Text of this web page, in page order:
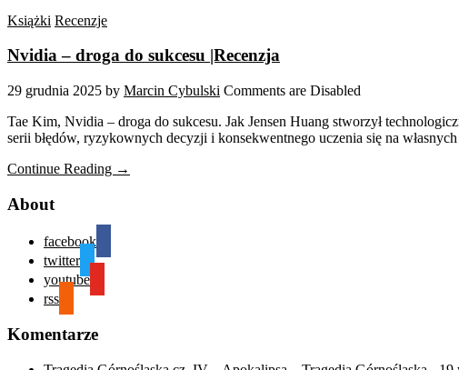
Książki Recenzje
Nvidia – droga do sukcesu |Recenzja
29 grudnia 2025 by Marcin Cybulski Comments are Disabled
Tae Kim, Nvidia – droga do sukcesu. Jak Jensen Huang stworzył
serii błędów, ryzykownych decyzji i konsekwentnego uczenia się na
Continue Reading →
About
facebook
twitter
youtube
rss
Komentarze